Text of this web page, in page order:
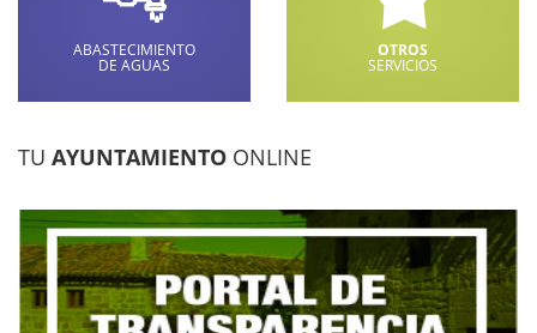
ABASTECIMIENTO
DE AGUAS
OTROS
SERVICIOS
TU AYUNTAMIENTO ONLINE